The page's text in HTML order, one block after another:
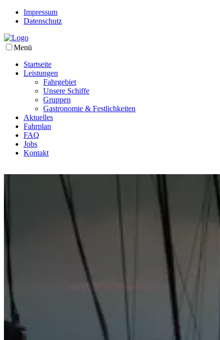
Impressum
Datenschutz
Menü
Startseite
Leistungen
Fahrgebiet
Unsere Schiffe
Gruppen
Gastronomie & Festlichkeiten
Aktuelles
Fahrplan
FAQ
Jobs
Kontakt